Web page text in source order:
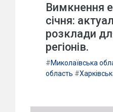
Вимкнення
січня:
розклади
регіонів.
#Миколаївська
область #